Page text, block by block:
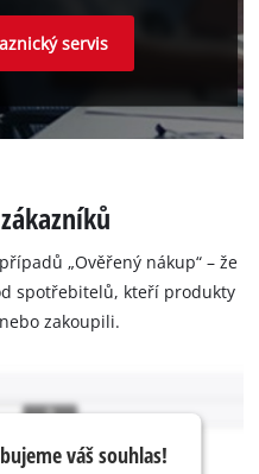
servis
„Ověřený nákup“ – že
spotřebitelů, kteří produkty
zakoupili.
váš souhlas!